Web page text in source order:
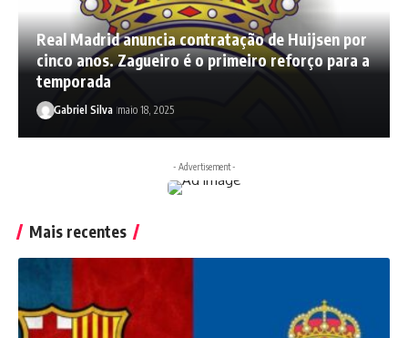
Real Madrid anuncia contratação de Huijsen por
cinco anos. Zagueiro é o primeiro reforço para a
temporada
Gabriel Silva maio 18, 2025
- Advertisement -
Mais recentes